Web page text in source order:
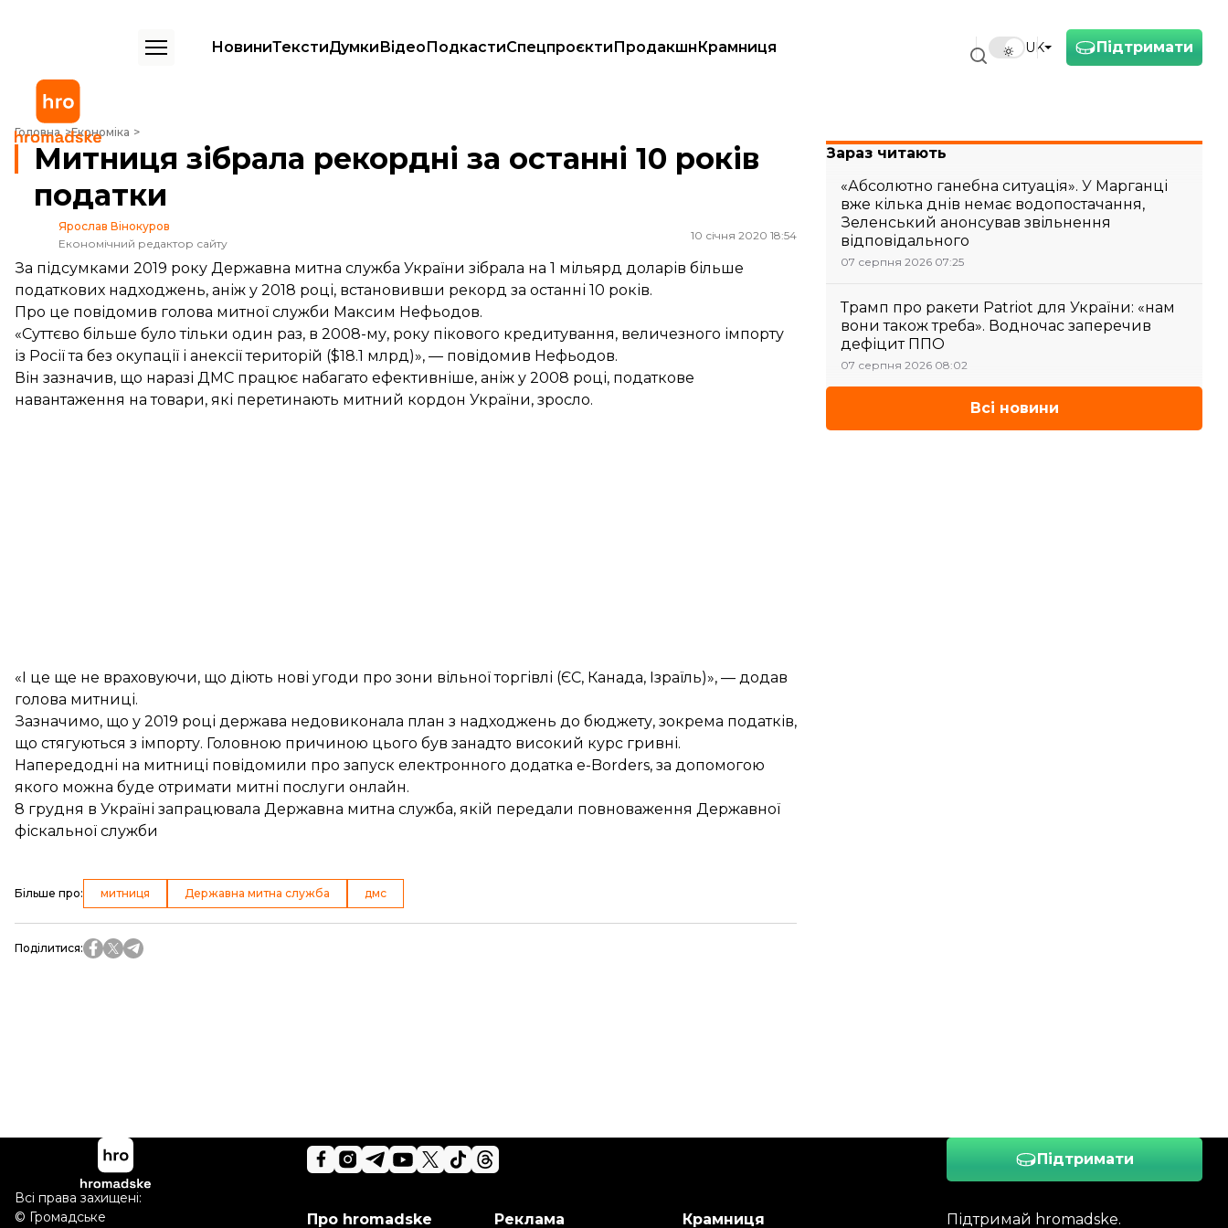
Підтримати
UK
НовиниТекстиДумкиВідеоПодкастиСпецпроєктиПродакшнКрамниця
Головна Економіка
Митниця зібрала рекордні за останні 10 років податки
Митниця зібрала рекордні за останні 10 років
податки
Ярослав Вінокуров
Економічний редактор сайту
10 січня 2020 18:54
За підсумками 2019 року Державна митна служба України зібрала на 1 мільярд доларів більше
податкових надходжень, аніж у 2018 році, встановивши рекорд за останні 10 років.
Про це повідомив голова митної служби Максим Нефьодов.
«Суттєво більше було тільки один раз, в 2008-му, року пікового кредитування, величезного імпорту
із Росії та без окупації і анексії територій ($18.1 млрд)», — повідомив Нефьодов.
Він зазначив, що наразі ДМС працює набагато ефективніше, аніж у 2008 році, податкове
навантаження на товари, які перетинають митний кордон України, зросло.
«І це ще не враховуючи, що діють нові угоди про зони вільної торгівлі (ЄС, Канада, Ізраїль)», — додав
голова митниці.
Зазначимо, що у 2019 році держава недовиконала план з надходжень до бюджету, зокрема податків,
що стягуються з імпорту. Головною причиною цього був занадто високий курс гривні.
Напередодні на митниці повідомили про запуск електронного додатка e-Borders, за допомогою
якого можна буде отримати митні послуги онлайн.
8 грудня в Україні запрацювала Державна митна служба, якій передали повноваження Державної
фіскальної служби
Більше про: митниця Державна митна служба дмс
Поділитися:
Зараз читають
«Абсолютно ганебна ситуація». У Марганці
вже кілька днів немає водопостачання,
Зеленський анонсував звільнення
відповідального
07 серпня 2026 07:25
Трамп про ракети Patriot для України: «нам
вони також треба». Водночас заперечив
дефіцит ППО
07 серпня 2026 08:02
Всі новини
Підтримати
Підтримай hromadske.
Про hromadske Реклама Крамниця
Всі права захищені:
© Громадське